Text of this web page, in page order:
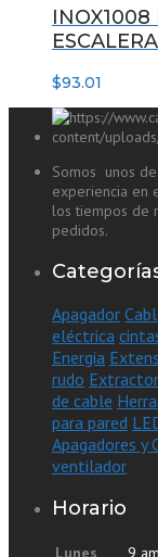
INOX1008
$93.01
Somos unos
experiencia en
los tiempos de
pedidos.
Apagador
eléctrica
Energia
rudo Extractor
de cable
para pared
Apagadores y
ventilador
Horario
Lunes 9